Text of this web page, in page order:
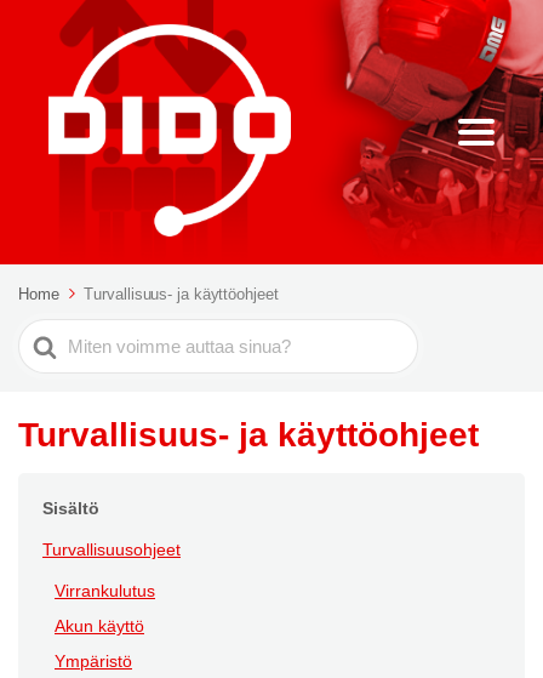
Home Turvallisuus- ja käyttöohjeet
Etsi
Turvallisuus- ja käyttöohjeet
Sisältö
Turvallisuusohjeet
Virrankulutus
Akun käyttö
Ympäristö